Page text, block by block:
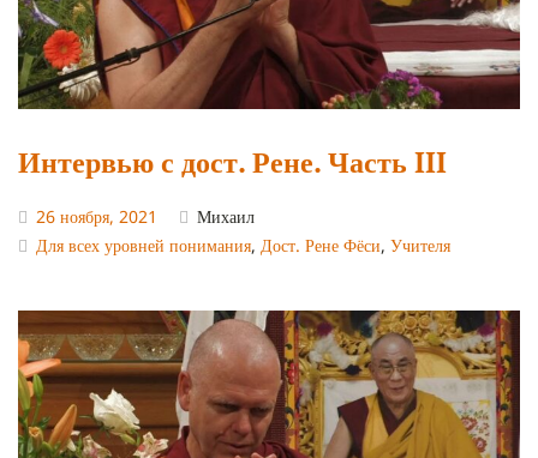
Интервью с дост. Рене. Часть III
26 ноября, 2021
Михаил
Для всех уровней понимания, Дост. Рене Фёси, Учителя